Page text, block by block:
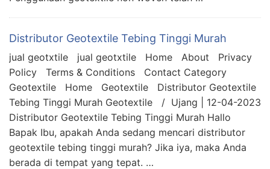
Distributor Geotextile Tebing Tinggi Murah
jual geotxtile jual geotxtile Home About Privacy
Policy Terms & Conditions Contact Category
Geotextile Home Geotextile Distributor Geotextile
Tebing Tinggi Murah Geotextile / Ujang | 12-04-2023
Distributor Geotextile Tebing Tinggi Murah Hallo
Bapak Ibu, apakah Anda sedang mencari distributor
geotextile tebing tinggi murah? Jika iya, maka Anda
berada di tempat yang tepat. …